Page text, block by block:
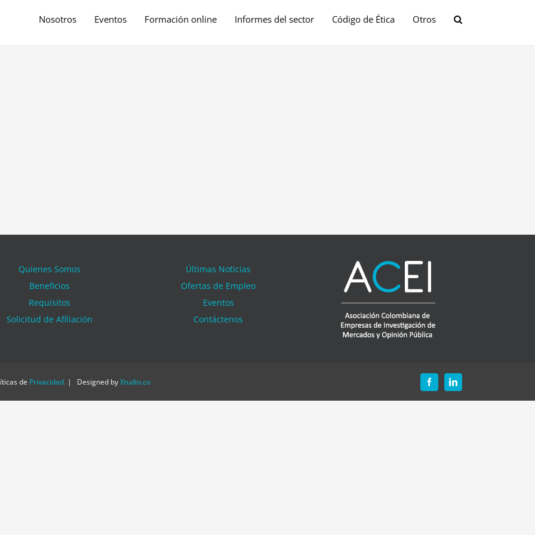
Nosotros Eventos Formación online Informes del sector Código de Ética Otros
Quienes Somos
Beneficios
Requisitos
Solicitud de Afiliación
Últimas Noticias
Ofertas de Empleo
Eventos
Contáctenos
de Privacidad. | Designed byXtudio.co FacebookLinkedIn